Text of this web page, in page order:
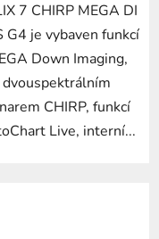
7 CHIRP MEGA DI
G4 je vybaven funkcí
Down Imaging,
dvouspektrálním
CHIRP, funkcí
Live, interní...